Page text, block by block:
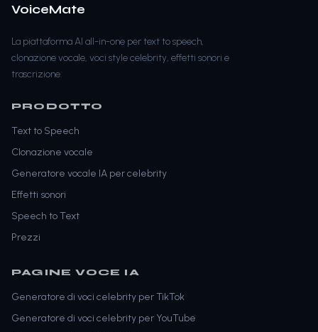
VoiceMate
La piattaforma AI all-in-one per text to speech,
clonazione vocale, voci style celebrity, effetti sonori e
trascrizione.
PRODOTTO
Text to Speech
Clonazione vocale
Generatore vocale IA per celebrity
Effetti sonori
Speech to Text
Prezzi
PAGINE VOCE IA
Generatore di voci celebrity per TikTok
Generatore di voci celebrity per YouTube